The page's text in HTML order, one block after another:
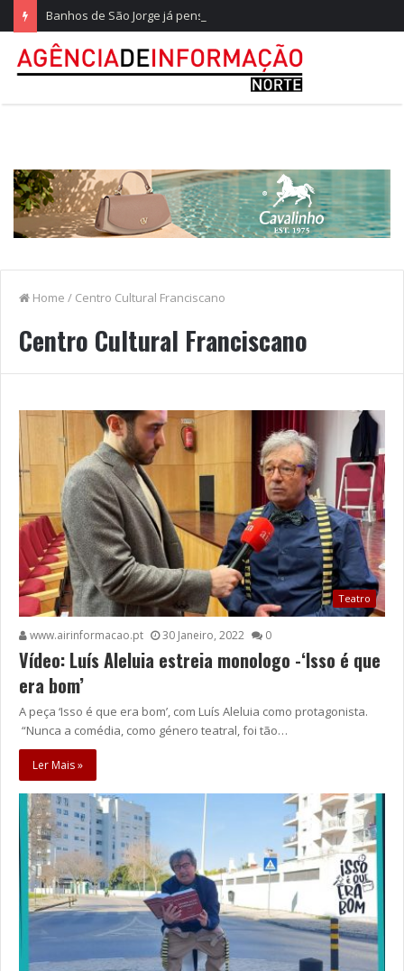
Home / Centro Cultural Franciscano
Centro Cultural Franciscano
Teatro
www.airinformacao.pt 30 Janeiro, 2022 0
Vídeo: Luís Aleluia estreia monologo -‘Isso é que
era bom’
A peça ‘Isso é que era bom’, com Luís Aleluia como protagonista.
“Nunca a comédia, como género teatral, foi tão…
Ler Mais »